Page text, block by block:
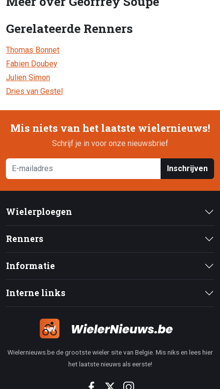
Gerelateerde Renners
Thomas Bonnet
Fabien Doubey
Julien Simon
Dries van Gestel
Mis niets van het laatste wielernieuws!
Schrijf je in voor onze nieuwsbrief
Inschrijven
Wielerploegen
Renners
Informatie
Interne links
Wielernieuws.be de grootste wieler site van Belgie. Mis niks en lees hier
het laatste nieuws als eerste!